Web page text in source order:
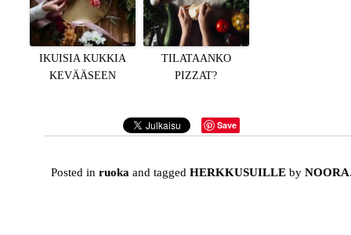
IKUISIA KUKKIA
KEVÄÄSEEN
TILATAANKO
PIZZAT?
Save
Posted in ruoka and tagged HERKKUSUILLEby NOORA